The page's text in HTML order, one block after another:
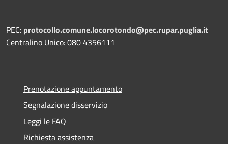
PEC: protocollo.comune.locorotondo@pec.rupar.puglia.it
Centralino Unico: 080 4356111
Prenotazione appuntamento
Segnalazione disservizio
Leggi le FAQ
Richiesta assistenza